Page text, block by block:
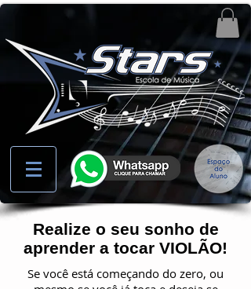
Realize o seu sonho de
aprender a tocar VIOLÃO!
Se você está começando do zero, ou